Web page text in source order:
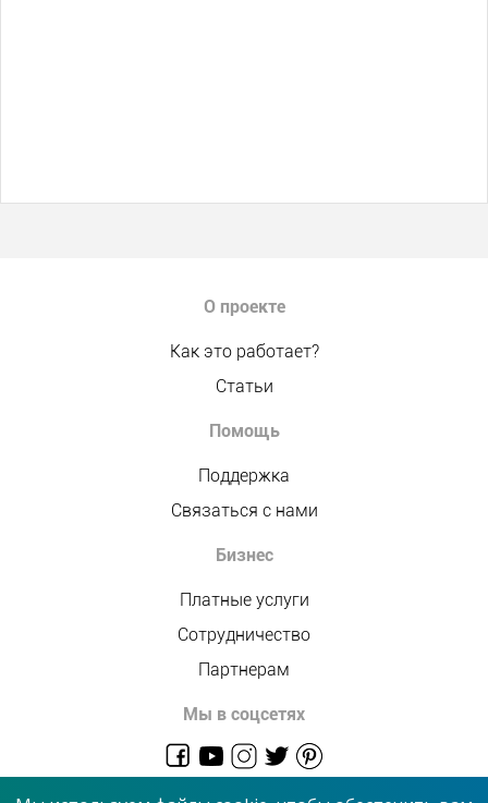
О проекте
Как это работает?
Статьи
Помощь
Поддержка
Связаться с нами
Бизнес
Платные услуги
Сотрудничество
Партнерам
Мы в соцсетях